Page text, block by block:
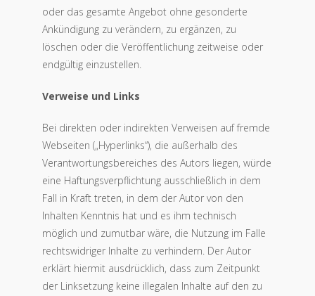
oder das gesamte Angebot ohne gesonderte
Ankündigung zu verändern, zu ergänzen, zu
löschen oder die Veröffentlichung zeitweise oder
endgültig einzustellen.
Verweise und Links
Bei direkten oder indirekten Verweisen auf fremde
Webseiten („Hyperlinks“), die außerhalb des
Verantwortungsbereiches des Autors liegen, würde
eine Haftungsverpflichtung ausschließlich in dem
Fall in Kraft treten, in dem der Autor von den
Inhalten Kenntnis hat und es ihm technisch
möglich und zumutbar wäre, die Nutzung im Falle
rechtswidriger Inhalte zu verhindern. Der Autor
erklärt hiermit ausdrücklich, dass zum Zeitpunkt
der Linksetzung keine illegalen Inhalte auf den zu